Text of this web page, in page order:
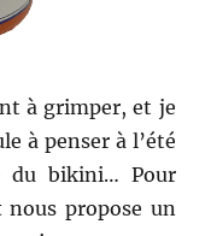
à grimper, et je
à penser à l’été
du bikini… Pour
nous propose un